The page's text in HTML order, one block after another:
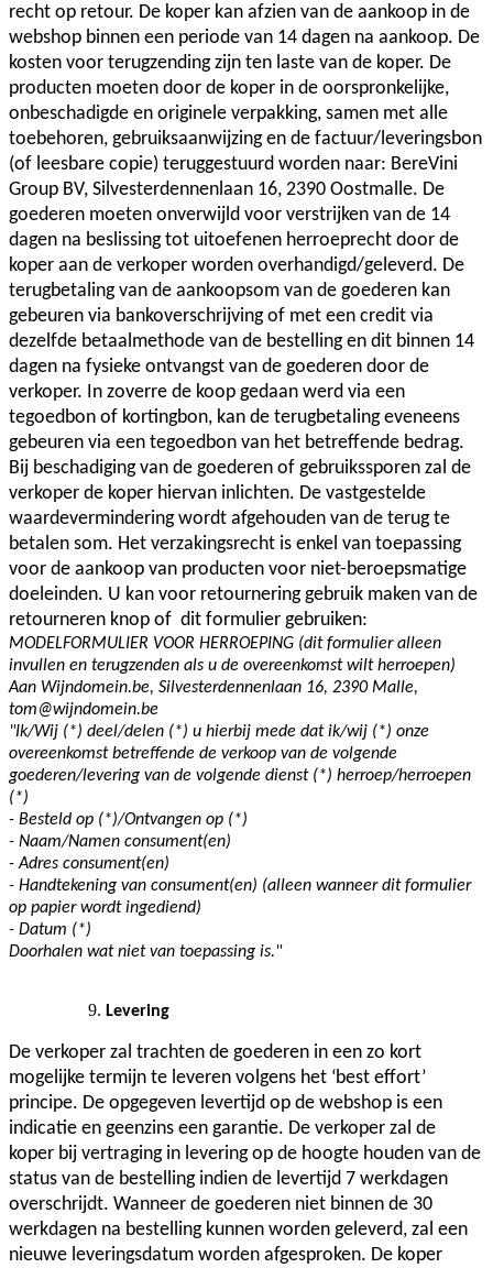
recht op retour. De koper kan afzien van de aankoop in de
webshop binnen een periode van 14 dagen na aankoop. De
kosten voor terugzending zijn ten laste van de koper. De
producten moeten door de koper in de oorspronkelijke,
onbeschadigde en originele verpakking, samen met alle
toebehoren, gebruiksaanwijzing en de factuur/leveringsbon
(of leesbare copie) teruggestuurd worden naar: BereVini
Group BV, Silvesterdennenlaan 16, 2390 Oostmalle. De
goederen moeten onverwijld voor verstrijken van de 14
dagen na beslissing tot uitoefenen herroeprecht door de
koper aan de verkoper worden overhandigd/geleverd. De
terugbetaling van de aankoopsom van de goederen kan
gebeuren via bankoverschrijving of met een credit via
dezelfde betaalmethode van de bestelling en dit binnen 14
dagen na fysieke ontvangst van de goederen door de
verkoper. In zoverre de koop gedaan werd via een
tegoedbon of kortingbon, kan de terugbetaling eveneens
gebeuren via een tegoedbon van het betreffende bedrag.
Bij beschadiging van de goederen of gebruikssporen zal de
verkoper de koper hiervan inlichten. De vastgestelde
waardevermindering wordt afgehouden van de terug te
betalen som. Het verzakingsrecht is enkel van toepassing
voor de aankoop van producten voor niet-beroepsmatige
doeleinden. U kan voor retournering gebruik maken van de
retourneren knop of dit formulier gebruiken:
MODELFORMULIER VOOR HERROEPING (dit formulier alleen
invullen en terugzenden als u de overeenkomst wilt herroepen)
Aan Wijndomein.be, Silvesterdennenlaan 16, 2390 Malle,
tom@wijndomein.be
"Ik/Wij (*) deel/delen (*) u hierbij mede dat ik/wij (*) onze
overeenkomst betreffende de verkoop van de volgende
goederen/levering van de volgende dienst (*) herroep/herroepen
(*)
- Besteld op (*)/Ontvangen op (*)
- Naam/Namen consument(en)
- Adres consument(en)
- Handtekening van consument(en) (alleen wanneer dit formulier
op papier wordt ingediend)
- Datum (*)
Doorhalen wat niet van toepassing is."
Levering
De verkoper zal trachten de goederen in een zo kort
mogelijke termijn te leveren volgens het ‘best effort’
principe. De opgegeven levertijd op de webshop is een
indicatie en geenzins een garantie. De verkoper zal de
koper bij vertraging in levering op de hoogte houden van de
status van de bestelling indien de levertijd 7 werkdagen
overschrijdt. Wanneer de goederen niet binnen de 30
werkdagen na bestelling kunnen worden geleverd, zal een
nieuwe leveringsdatum worden afgesproken. De koper